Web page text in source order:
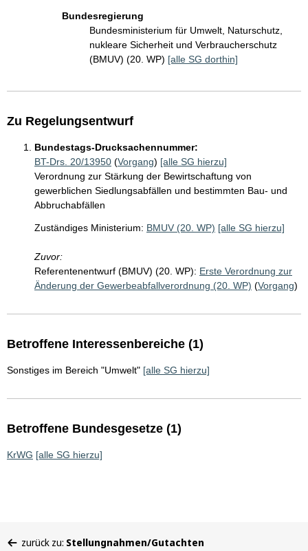
Bundesregierung
Bundesministerium für Umwelt, Naturschutz,
nukleare Sicherheit und Verbraucherschutz
(BMUV) (20. WP) [alle SG dorthin]
Zu Regelungsentwurf
Bundestags-Drucksachennummer:
BT-Drs. 20/13950 (Vorgang) [alle SG hierzu]
Verordnung zur Stärkung der Bewirtschaftung von
gewerblichen Siedlungsabfällen und bestimmten Bau- und
Abbruchabfällen
Zuständiges Ministerium: BMUV (20. WP) [alle SG hierzu]
Zuvor:
Referentenentwurf (BMUV) (20. WP): Erste Verordnung zur
Änderung der Gewerbeabfallverordnung (20. WP) (Vorgang)
Betroffene Interessenbereiche (1)
Sonstiges im Bereich "Umwelt" [alle SG hierzu]
Betroffene Bundesgesetze (1)
KrWG [alle SG hierzu]
zurück zu: Stellungnahmen/Gutachten